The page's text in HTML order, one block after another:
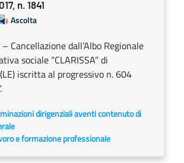
n. 1841
Ascolta
Cancellazione dall’Albo Regionale
sociale “CLARISSA” di
iscritta al progressivo n. 604
dirigenziali aventi contenuto di
e formazione professionale